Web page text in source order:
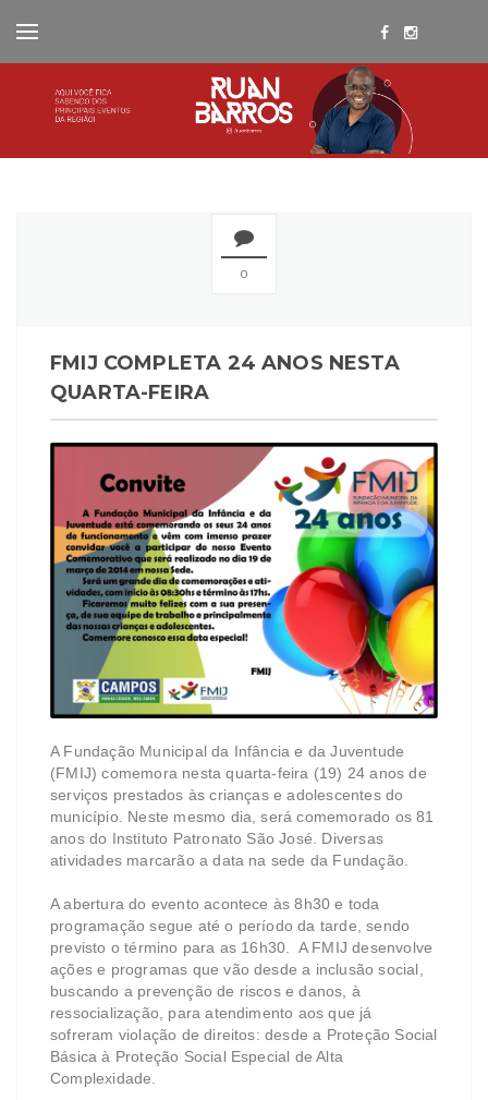
0
FMIJ COMPLETA 24 ANOS NESTA
QUARTA-FEIRA
A Fundação Municipal da Infância e da Juventude
(FMIJ) comemora nesta quarta-feira (19) 24 anos de
serviços prestados às crianças e adolescentes do
município. Neste mesmo dia, será comemorado os 81
anos do Instituto Patronato São José. Diversas
atividades marcarão a data na sede da Fundação.
A abertura do evento acontece às 8h30 e toda
programação segue até o período da tarde, sendo
previsto o término para as 16h30. A FMIJ desenvolve
ações e programas que vão desde a inclusão social,
buscando a prevenção de riscos e danos, à
ressocialização, para atendimento aos que já
sofreram violação de direitos: desde a Proteção Social
Básica à Proteção Social Especial de Alta
Complexidade.